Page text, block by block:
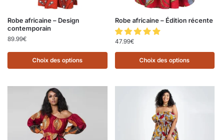
Robe africaine – Design
contemporain
89.99€
Choix des options
Robe africaine – Édition récente
47.99€
Choix des options